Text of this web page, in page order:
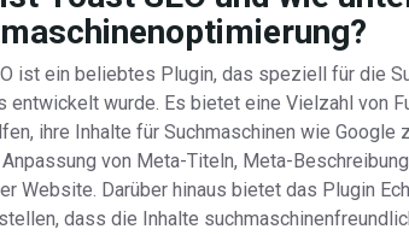
ist ein beliebtes Plugin, das speziell für die
entwickelt wurde. Es bietet eine Vielzahl von
ihre Inhalte für Suchmaschinen wie Google
von Meta-Titeln, Meta-
Website. Darüber hinaus bietet das Plugin
dass die Inhalte